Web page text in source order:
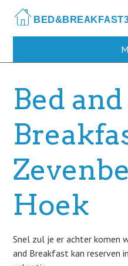
main
Bed and
Hoek
Snel zul je er achter komen
and Breakfast kan reserven